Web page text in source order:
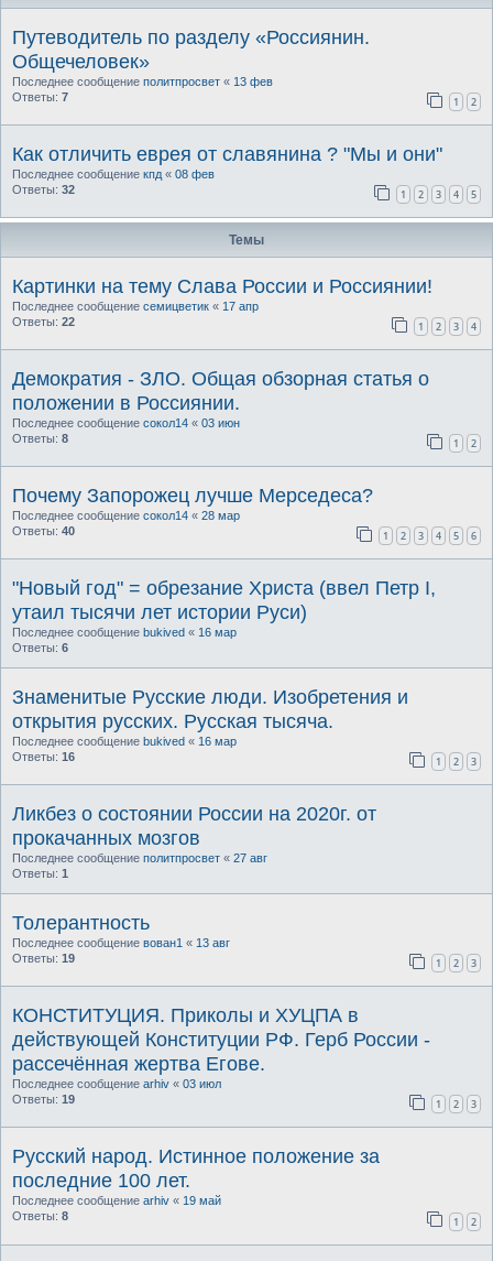
Путеводитель по разделу «Россиянин.
Общечеловек»
Последнее сообщение политпросвет « 13 фев
Ответы: 7 1 2
Как отличить еврея от славянина ? "Мы и они"
Последнее сообщение кпд « 08 фев
Ответы: 32 1 2 3 4 5
Темы
Картинки на тему Слава России и Россиянии!
Последнее сообщение семицветик « 17 апр
Ответы: 22 1 2 3 4
Демократия - ЗЛО. Общая обзорная статья о
положении в Россиянии.
Последнее сообщение сокол14 « 03 июн
Ответы: 8 1 2
Почему Запорожец лучше Мерседеса?
Последнее сообщение сокол14 « 28 мар
Ответы: 40 1 2 3 4 5 6
"Новый год" = обрезание Христа (ввел Петр I,
утаил тысячи лет истории Руси)
Последнее сообщение bukived « 16 мар
Ответы: 6
Знаменитые Русские люди. Изобретения и
открытия русских. Русская тысяча.
Последнее сообщение bukived « 16 мар
Ответы: 16 1 2 3
Ликбез о состоянии России на 2020г. от
прокачанных мозгов
Последнее сообщение политпросвет « 27 авг
Ответы: 1
Толерантность
Последнее сообщение вован1 « 13 авг
Ответы: 19 1 2 3
КОНСТИТУЦИЯ. Приколы и ХУЦПА в
действующей Конституции РФ. Герб России -
рассечённая жертва Егове.
Последнее сообщение arhiv « 03 июл
Ответы: 19 1 2 3
Русский народ. Истинное положение за
последние 100 лет.
Последнее сообщение arhiv « 19 май
Ответы: 8 1 2